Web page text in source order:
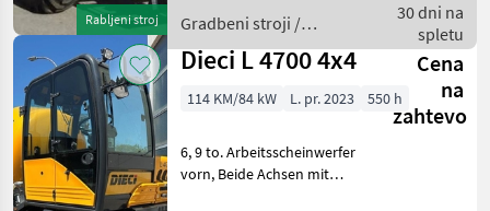
Rabljeni stroj
blokada orodja, 4-kole
Gradbeni stroji /
Dieci
30 dni na
spletu
Dieci L 4700 4x4
Cena
na
zahtevo
114 KM/84 kW L. pr. 2023 550 h
6, 9 to. Arbeitsscheinwerfer
vorn, Beide Achsen mit